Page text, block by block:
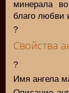
минерала
благо любви
?
Свойства
?
Имя ангела